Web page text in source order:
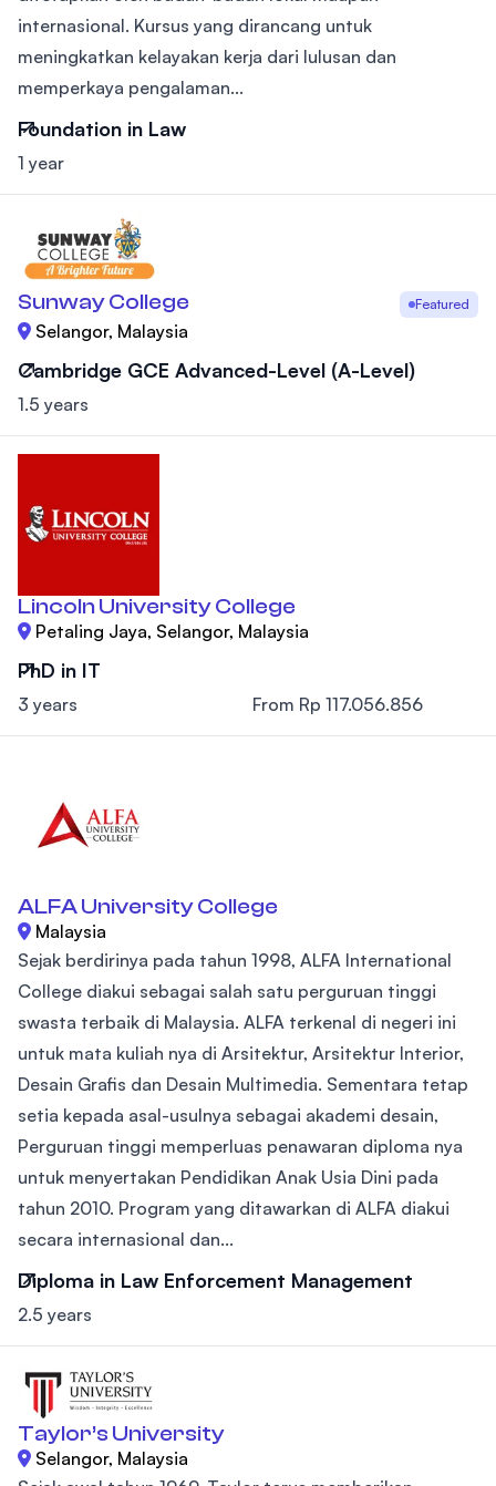
internasional. Kursus yang dirancang untuk
meningkatkan kelayakan kerja dari lulusan dan
memperkaya pengalaman...
Foundation in Law
1 year
Sunway College Featured
Selangor, Malaysia
Cambridge GCE Advanced-Level (A-Level)
1.5 years
Lincoln University College
Petaling Jaya, Selangor, Malaysia
PhD in IT
3 years From Rp 117.056.856
ALFA University College
Malaysia
Sejak berdirinya pada tahun 1998, ALFA International
College diakui sebagai salah satu perguruan tinggi
swasta terbaik di Malaysia. ALFA terkenal di negeri ini
untuk mata kuliah nya di Arsitektur, Arsitektur Interior,
Desain Grafis dan Desain Multimedia. Sementara tetap
setia kepada asal-usulnya sebagai akademi desain,
Perguruan tinggi memperluas penawaran diploma nya
untuk menyertakan Pendidikan Anak Usia Dini pada
tahun 2010. Program yang ditawarkan di ALFA diakui
secara internasional dan...
Diploma in Law Enforcement Management
2.5 years
Taylor’s University
Selangor, Malaysia